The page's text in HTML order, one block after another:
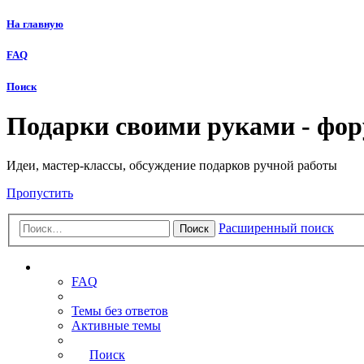
На главную
FAQ
Поиск
Подарки своими руками -
Идеи, мастер-классы, обсуждение подарков ручной работы
Пропустить
Поиск Расширенный поиск
FAQ
Темы без ответов
Активные темы
Поиск